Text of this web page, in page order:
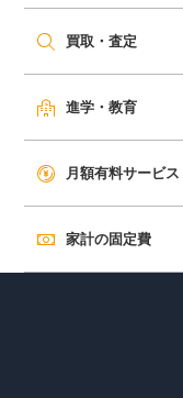
買取・査定
進学・教育
月額有料サービス
家計の固定費